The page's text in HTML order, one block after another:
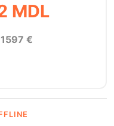
MDL
€